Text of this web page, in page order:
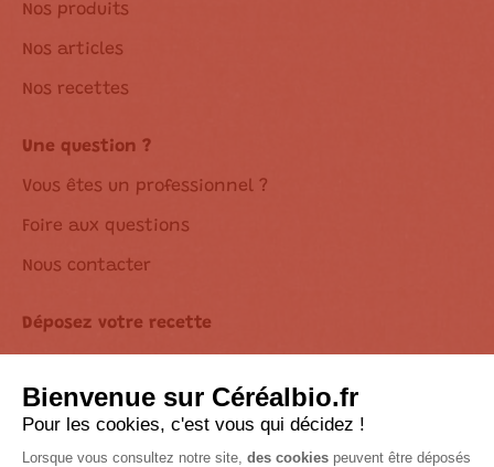
Nos produits
Nos articles
Nos recettes
Une question ?
Vous êtes un professionnel ?
Foire aux questions
Nous contacter
Déposez votre recette
Suivez-nous sur les réseaux !